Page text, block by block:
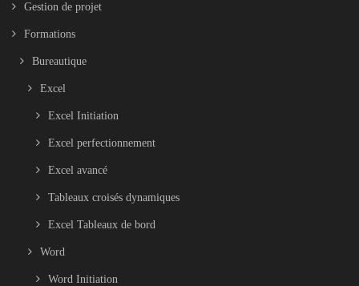
Gestion de projet
Formations
Bureautique
Excel
Excel Initiation
Excel perfectionnement
Excel avancé
Tableaux croisés dynamiques
Excel Tableaux de bord
Word
Word Initiation